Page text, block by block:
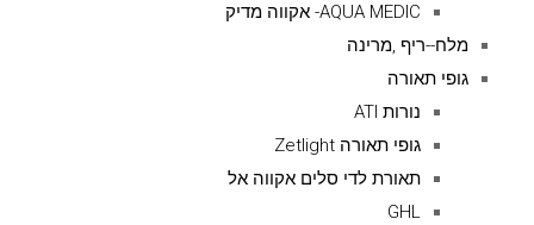
AQUA MEDIC- אקווה מדיק
מלח--ריף ,מרינה
גופי תאורה
נורות ATI
גופי תאורה Zetlight
תאורת לדי סלים אקווה אל
GHL